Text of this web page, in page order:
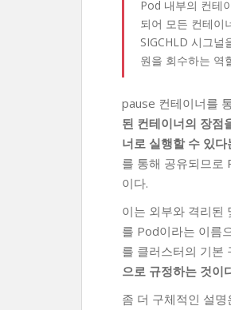
Pod 내부의 컨테
되어 모든 컨테이
SIGCHLD 시그
원을 회수하는 역
pause 컨테이너를
된 컨테이너의 장점
너로 실행할 수 있
를 통해 공유되므로
이다.
이는 외부와 격리된
를 Pod이라는 이름
를 클러스터의 기본
으로 규정하는 것이
좀 더 구체적인 설명